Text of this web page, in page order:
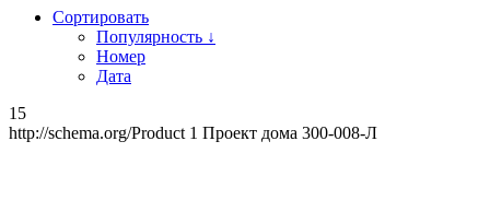
Сортировать
Популярность ↓
Номер
Дата
15
http://schema.org/Product 1 Проект дома 300-008-Л